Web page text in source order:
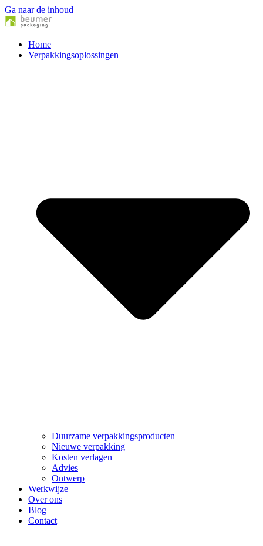
Ga naar de inhoud
Home
Verpakkingsoplossingen
Duurzame verpakkingsproducten
Nieuwe verpakking
Kosten verlagen
Advies
Ontwerp
Werkwijze
Over ons
Blog
Contact